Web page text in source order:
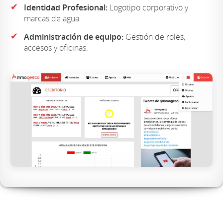
✔ Identidad Profesional: Logotipo corporativo y
marcas de agua.
✔ Administración de equipo: Gestión de roles,
accesos y oficinas.